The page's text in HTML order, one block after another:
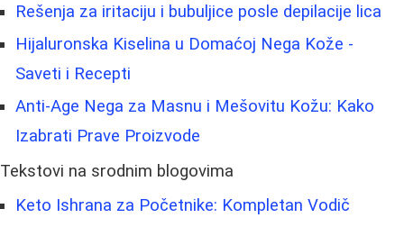
Rešenja za iritaciju i bubuljice posle depilacije lica
Hijaluronska Kiselina u Domaćoj Nega Kože -
Saveti i Recepti
Anti-Age Nega za Masnu i Mešovitu Kožu: Kako
Izabrati Prave Proizvode
Tekstovi na srodnim blogovima
Keto Ishrana za Početnike: Kompletan Vodič